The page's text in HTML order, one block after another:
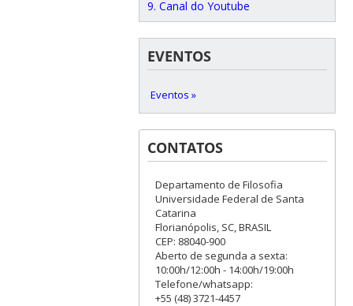
9. Canal do Youtube
EVENTOS
Eventos »
CONTATOS
Departamento de Filosofia
Universidade Federal de Santa
Catarina
Florianópolis, SC, BRASIL
CEP: 88040-900
Aberto de segunda a sexta:
10:00h/12:00h - 14:00h/19:00h
Telefone/whatsapp:
+55 (48) 3721-4457